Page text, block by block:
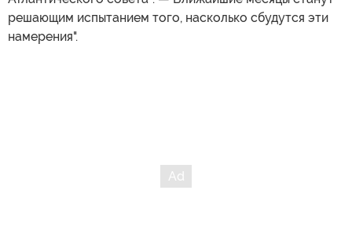
решающим испытанием того, насколько сбудутся эти
намерения".